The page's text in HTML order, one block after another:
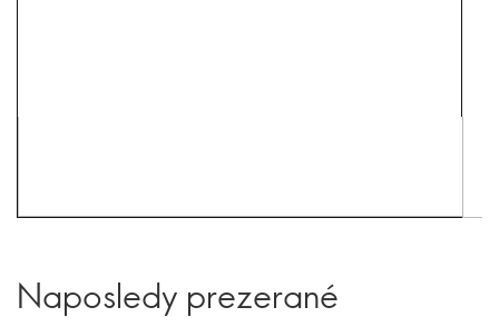
Naposledy prezerané